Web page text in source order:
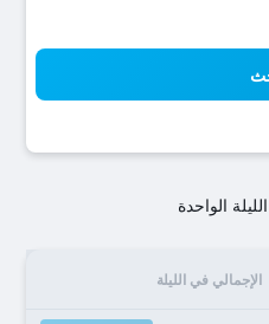
الواحدة
الإجمالي في الليلة